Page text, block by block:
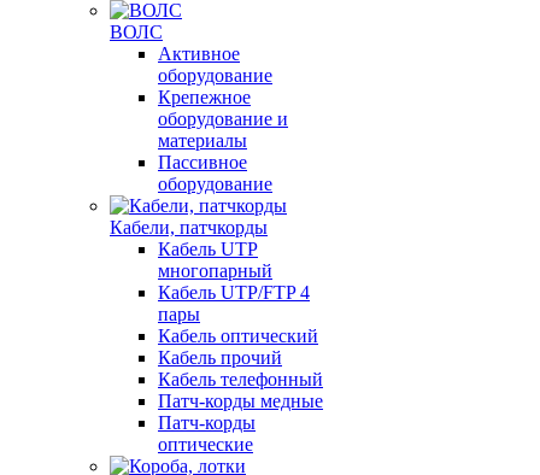
ВОЛС
Активное
оборудование
Крепежное
оборудование и
материалы
Пассивное
оборудование
Кабели, патчкорды
Кабель UTP
многопарный
Кабель UTP/FTP 4
пары
Кабель оптический
Кабель прочий
Кабель телефонный
Патч-корды медные
Патч-корды
оптические